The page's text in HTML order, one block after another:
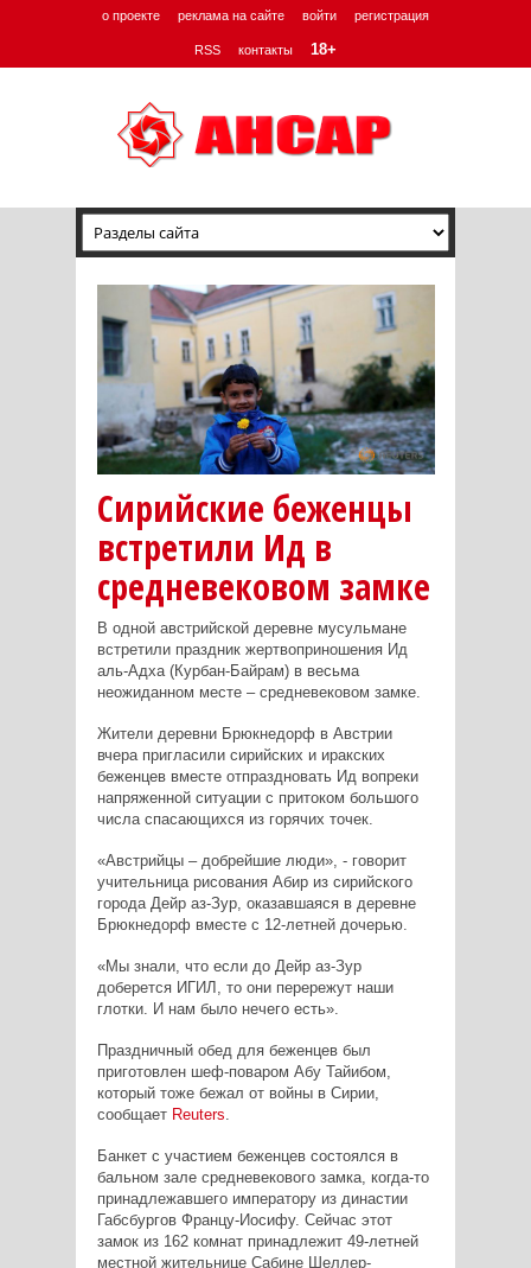
о проекте реклама на сайте войти регистрация
RSS контакты 18+
Сирийские беженцы
встретили Ид в
средневековом замке
В одной австрийской деревне мусульмане
встретили праздник жертвоприношения Ид
аль-Адха (Курбан-Байрам) в весьма
неожиданном месте – средневековом замке.
Жители деревни Брюкнедорф в Австрии
вчера пригласили сирийских и иракских
беженцев вместе отпраздновать Ид вопреки
напряженной ситуации с притоком большого
числа спасающихся из горячих точек.
«Австрийцы – добрейшие люди», - говорит
учительница рисования Абир из сирийского
города Дейр аз-Зур, оказавшаяся в деревне
Брюкнедорф вместе с 12-летней дочерью.
«Мы знали, что если до Дейр аз-Зур
доберется ИГИЛ, то они перережут наши
глотки. И нам было нечего есть».
Праздничный обед для беженцев был
приготовлен шеф-поваром Абу Тайибом,
который тоже бежал от войны в Сирии,
сообщает Reuters
Банкет с участием беженцев состоялся в
бальном зале средневекового замка, когда-то
принадлежавшего императору из династии
Габсбургов Францу-Иосифу. Сейчас этот
замок из 162 комнат принадлежит 49-летней
местной жительнице Сабине Шеллер-